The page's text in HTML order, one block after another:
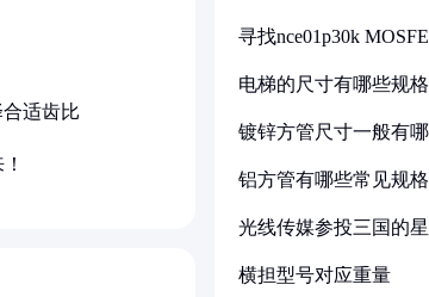
适齿比
寻找nce01p30k
电梯的尺寸有哪些规格
镀锌方管尺寸一般有
铝方管有哪些常见规格
光线传媒参投三国的
横担型号对应重量